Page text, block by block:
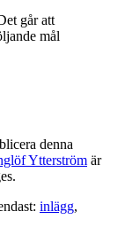
går att
mål
denna
Ytterström är
inlägg,